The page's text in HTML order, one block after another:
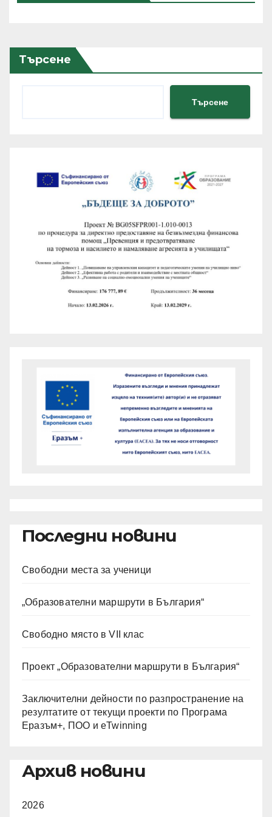
Търсене
Търсене
Последни новини
Свободни места за ученици
„Образователни маршрути в България“
Свободно място в VII клас
Проект „Образователни маршрути в България“
Заключителни дейности по разпространение на
резултатите от текущи проекти по Програма
Еразъм+, ПОО и eTwinning
Архив новини
2026